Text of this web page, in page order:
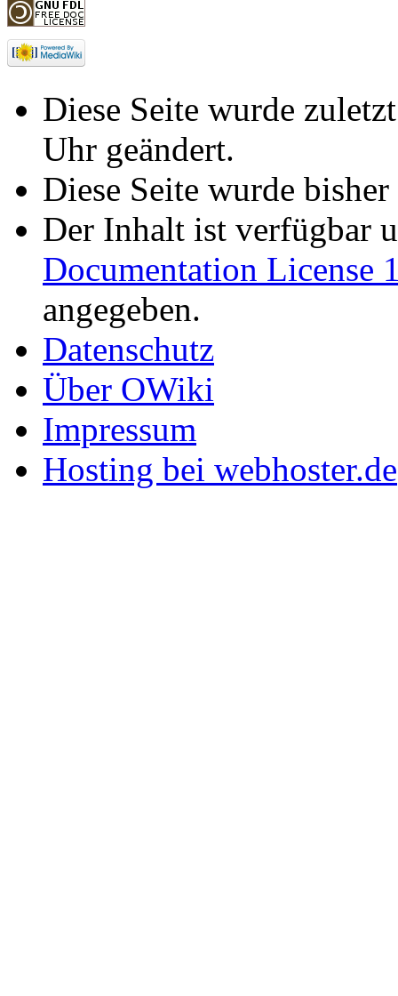
Diese Seite wurde
Uhr geändert.
Diese Seite wurde
Der Inhalt ist verfügbar
Documentation License
angegeben.
Datenschutz
Über OWiki
Impressum
Hosting bei webhoster.de